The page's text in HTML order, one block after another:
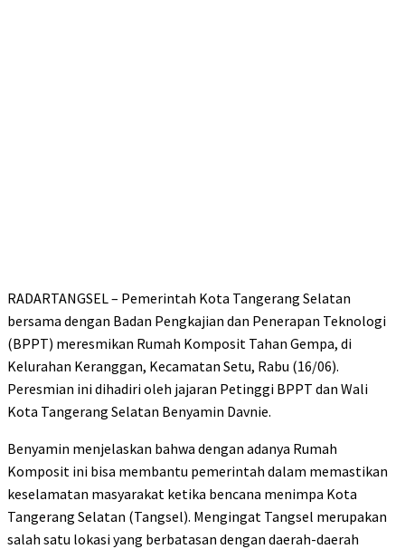
RADARTANGSEL – Pemerintah Kota Tangerang Selatan
bersama dengan Badan Pengkajian dan Penerapan Teknologi
(BPPT) meresmikan Rumah Komposit Tahan Gempa, di
Kelurahan Keranggan, Kecamatan Setu, Rabu (16/06).
Peresmian ini dihadiri oleh jajaran Petinggi BPPT dan Wali
Kota Tangerang Selatan Benyamin Davnie.
Benyamin menjelaskan bahwa dengan adanya Rumah
Komposit ini bisa membantu pemerintah dalam memastikan
keselamatan masyarakat ketika bencana menimpa Kota
Tangerang Selatan (Tangsel). Mengingat Tangsel merupakan
salah satu lokasi yang berbatasan dengan daerah-daerah